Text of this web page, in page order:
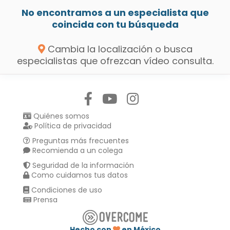
No encontramos a un especialista que
coincida con tu búsqueda
Cambia la localización o busca
especialistas que ofrezcan vídeo consulta.
Quiénes somos
Política de privacidad
Preguntas más frecuentes
Recomienda a un colega
Seguridad de la información
Como cuidamos tus datos
Condiciones de uso
Prensa